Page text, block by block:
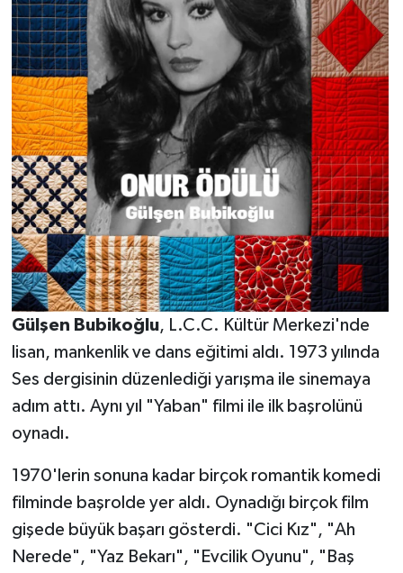
Gülşen Bubikoğlu, L.C.C. Kültür Merkezi'nde
lisan, mankenlik ve dans eğitimi aldı. 1973 yılında
Ses dergisinin düzenlediği yarışma ile sinemaya
adım attı. Aynı yıl "Yaban" filmi ile ilk başrolünü
oynadı.
1970'lerin sonuna kadar birçok romantik komedi
filminde başrolde yer aldı. Oynadığı birçok film
gişede büyük başarı gösterdi. "Cici Kız", "Ah
Nerede", "Yaz Bekarı", "Evcilik Oyunu", "Baş